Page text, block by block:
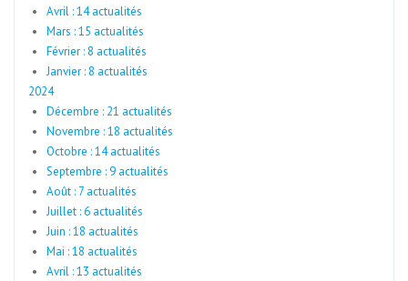
Avril : 14 actualités
Mars : 15 actualités
Février : 8 actualités
Janvier : 8 actualités
2024
Décembre : 21 actualités
Novembre : 18 actualités
Octobre : 14 actualités
Septembre : 9 actualités
Août : 7 actualités
Juillet : 6 actualités
Juin : 18 actualités
Mai : 18 actualités
Avril : 13 actualités